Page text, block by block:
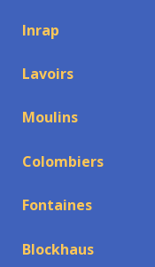
Inrap
Lavoirs
Moulins
Colombiers
Fontaines
Blockhaus